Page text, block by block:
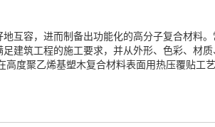
互容，进而制备出功能化的高分子复合材料。
建筑工程的施工要求，并从外形、色彩、材质
度聚乙烯基塑木复合材料表面用热压覆贴工